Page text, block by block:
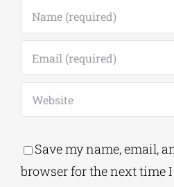
Save my name, email,
browser for the next time